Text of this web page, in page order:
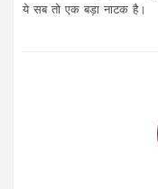
ये सब तो एक बड़ा नाटक है।